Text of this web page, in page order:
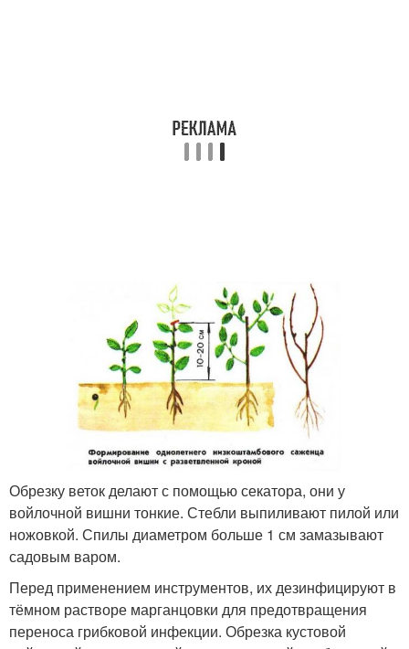
Обрезку веток делают с помощью секатора, они у
войлочной вишни тонкие. Стебли выпиливают пилой или
ножовкой. Спилы диаметром больше 1 см замазывают
садовым варом.
Перед применением инструментов, их дезинфицируют в
тёмном растворе марганцовки для предотвращения
переноса грибковой инфекции. Обрезка кустовой